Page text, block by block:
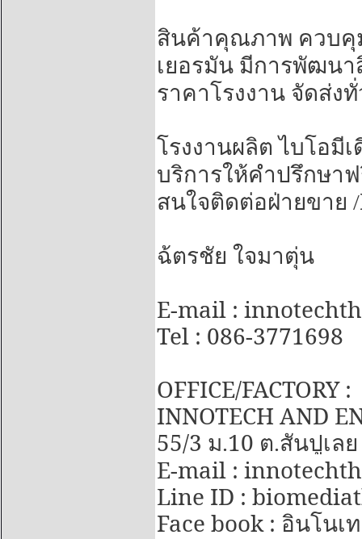
สินค้าคุณภาพ ควบคุ
เยอรมัน มีการพัฒน
ราคาโรงงาน จัดส่ง
โรงงานผลิต ไบโอมี
บริการให้คำปรึกษา
สนใจติดต่อฝ่ายขาย /
ฉ้ตรชัย ใจมาตุ่น
E-mail :
Tel : 086-3771698
OFFICE/FACTORY :
INNOTECH AND
55/3 ม.10 ต.สันปูเล
E-mail :
Line ID :
Face book : อินโนเ